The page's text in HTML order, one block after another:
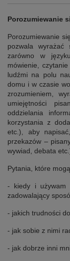
Porozumiewanie
Porozumiewanie
pozwala wyrażać
zarówno w
mówienie,
ludźmi na polu
domu i w czasie
zrozumieniem,
umiejętności
oddzielania
korzystania z
etc.), aby
przekazów –
wywiad, debata
Pytania, które
- kiedy i używam
zadowalający
- jakich trudności
- jak sobie z nimi
- jak dobrze inni